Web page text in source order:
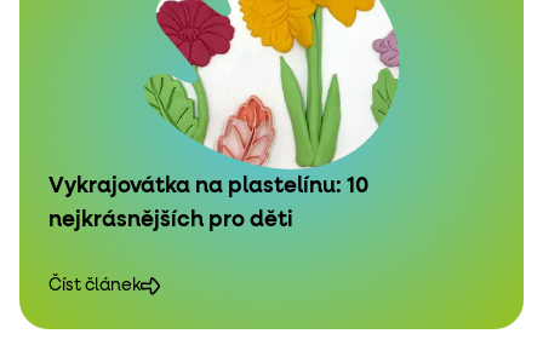
Vykrajovátka na plastelínu: 10
nejkrásnějších pro děti
Číst článek